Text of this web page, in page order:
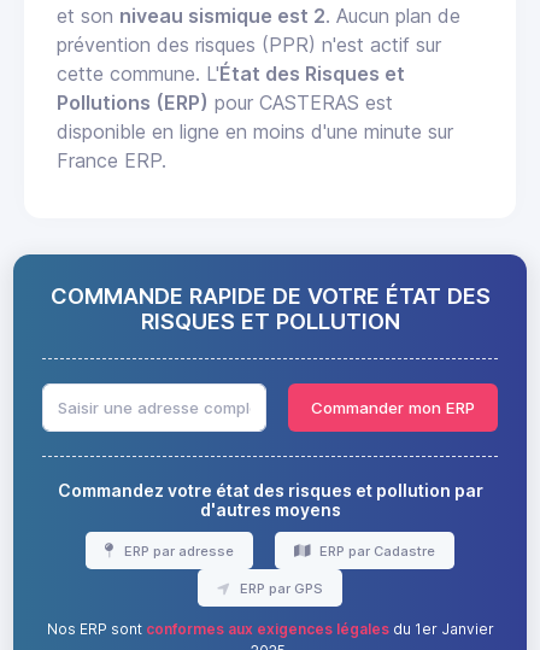
et son niveau sismique est 2. Aucun plan de
prévention des risques (PPR) n'est actif sur
cette commune. L'État des Risques et
Pollutions (ERP) pour CASTERAS est
disponible en ligne en moins d'une minute sur
France ERP.
COMMANDE RAPIDE DE VOTRE ÉTAT DES
RISQUES ET POLLUTION
Commander mon ERP
Commandez votre état des risques et pollution par
d'autres moyens
ERP par adresse ERP par Cadastre
ERP par GPS
Nos ERP sont conformes aux exigences légalesdu 1er Janvier